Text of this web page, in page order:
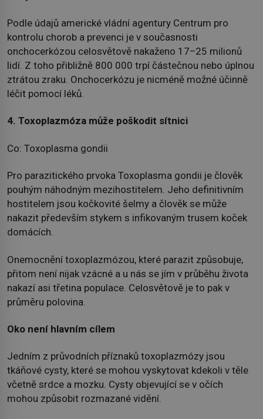
Podle údajů americké vládní agentury Centrum pro
kontrolu chorob a prevenci je v současnosti
onchocerkózou celosvětově nakaženo 17–25 milionů
lidí. Z toho přibližně 800 000 trpí částečnou nebo úplnou
ztrátou zraku. Onchocerkózu je nicméně možné účinně
léčit pomocí léků.
4. Toxoplazmóza může poškodit sítnici
Co: Toxoplasma gondii
Pro parazitického prvoka Toxoplasma gondii je člověk
pouhým náhodným mezihostitelem. Jeho definitivním
hostitelem jsou kočkovité šelmy a člověk se může
nakazit především stykem s infikovaným trusem koček
domácích.
Onemocnění toxoplazmózou, které parazit způsobuje,
přitom není nijak vzácné a u nás se jím v průběhu života
nakazí asi třetina populace. Celosvětově je to pak v
průměru polovina.
Oko není hlavním cílem
Jedním z průvodních příznaků toxoplazmózy jsou
tkáňové cysty, které se mohou vyskytovat kdekoli v těle
včetně srdce a mozku. Cysty objevující se v očích
mohou způsobit rozmazané vidění.